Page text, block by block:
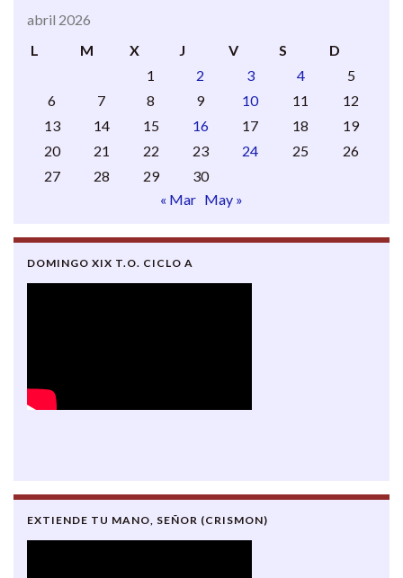
abril 2026
L
M X J V S
D
1
2 3 4
5
6
7 8 9 10 11
12
13
14 15 16 17 18
19
20
21 22 23 24 25
26
27
28 29
30
« Mar May »
DOMINGO XIX T.O. CICLO A
EXTIENDE TU MANO, SEÑOR (CRISMON)